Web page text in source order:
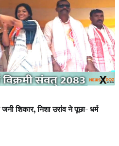
शिकार, निशा उरांव ने पूछा- धर्म